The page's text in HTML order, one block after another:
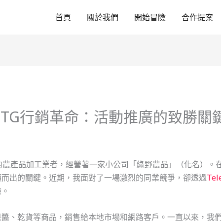
首頁 關於我們 開始冒險 合作提案
行銷革命：活動推廣的致勝關
產品加工業者，經營著一家小公司「綠野農品」（化名）。
出的關鍵。近期，我面對了一場激烈的同業競爭，卻透過
、乾貨等商品，銷售給本地市場和網路客戶。一直以來，我